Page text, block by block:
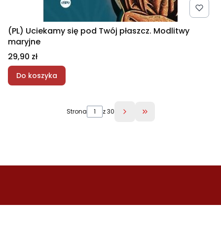
(PL) Uciekamy się pod Twój płaszcz. Modlitwy
maryjne
Cena
29,90 zł
Do koszyka
Strona z 30 Przejdź do ostatniej